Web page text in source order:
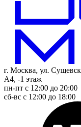
г. Москва, ул.
А4, -1 этаж
пн-пт с 12:00 до 20:00
сб-вс с 12:00 до 18:00